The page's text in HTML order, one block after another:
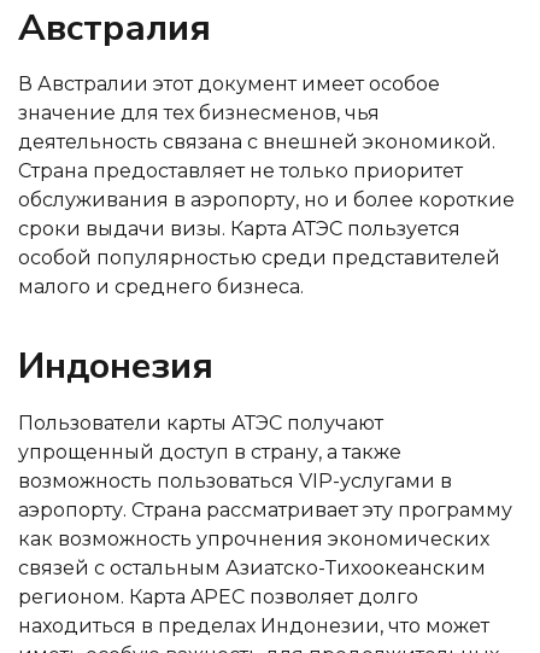
Австралия
В Австралии этот документ имеет особое
значение для тех бизнесменов, чья
деятельность связана с внешней экономикой.
Страна предоставляет не только приоритет
обслуживания в аэропорту, но и более короткие
сроки выдачи визы. Карта АТЭС пользуется
особой популярностью среди представителей
малого и среднего бизнеса.
Индонезия
Пользователи карты АТЭС получают
упрощенный доступ в страну, а также
возможность пользоваться VIP-услугами в
аэропорту. Страна рассматривает эту программу
как возможность упрочнения экономических
связей с остальным Азиатско-Тихоокеанским
регионом. Карта APEC позволяет долго
находиться в пределах Индонезии, что может